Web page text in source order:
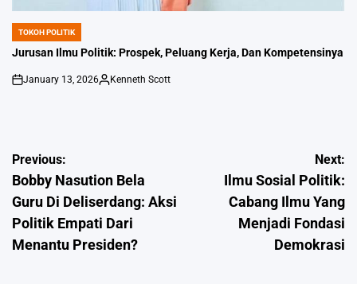
POSTED
IN
TOKOH POLITIK
Jurusan Ilmu Politik: Prospek, Peluang Kerja, Dan Kompetensinya
on
January 13, 2026
Posted
Kenneth Scott
Post
navigation
Previous:
Bobby Nasution Bela
Guru Di Deliserdang: Aksi
Politik Empati Dari
Menantu Presiden?
Next:
Ilmu Sosial Politik:
Cabang Ilmu Yang
Menjadi Fondasi
Demokrasi